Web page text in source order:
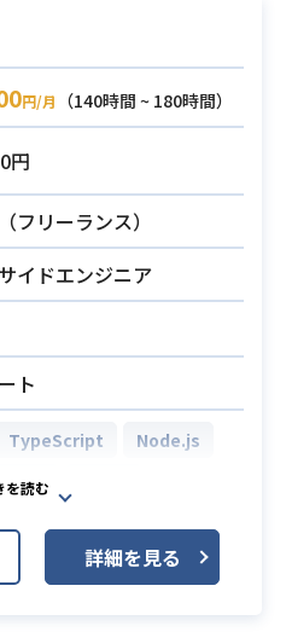
ム構築に関する経験（2年
ザー向けWebサービスの
った経験（2年以上）
およびテスト仕様書の作
実務経験
6ヶ月程度の中期開発プロ
経験
。
ント仕様：AIが読み込み
、設計書～テストケース
MarkdownなどのTextBa
Word不使用)
イル：AIツールをフル活
ト(単体～結合)を高速に行
環境です。
】
技術責任者)との対等な技
議および要件調整
務ロジックのアーキテク
でのプログラミング
開発チーム(BrSE経由)へ
サポート
円/月
（140時間 ~ 180時間）
円
フリーランス）
イドエンジニア
ト
TypeScript
Node.js
Rails
(Amazon Dynam
oDB)詳細を見る